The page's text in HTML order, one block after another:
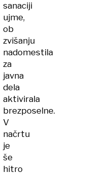
sanaciji
ujme,
ob
zvišanju
nadomestila
za
javna
dela
aktivirala
brezposelne.
V
načrtu
je
še
hitro